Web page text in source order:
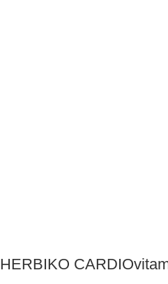
HERBIKO